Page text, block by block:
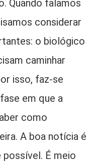
Quando falamos
considerar
o biológico
caminhar
isso, faz-se
em que a
como
A boa notícia é
possível. É meio